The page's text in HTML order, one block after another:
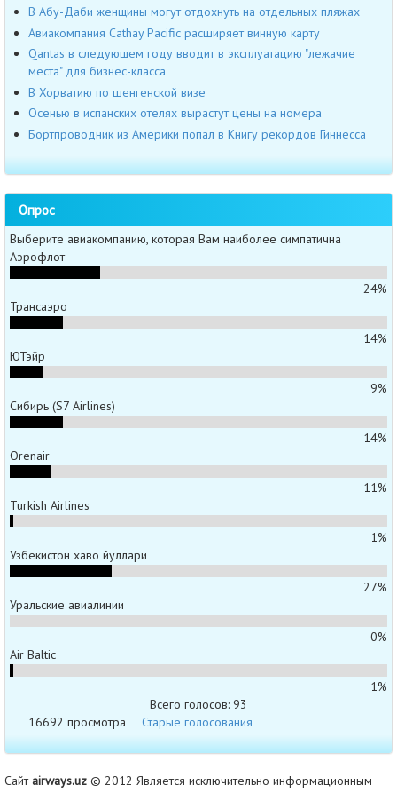
В Абу-Даби женщины могут отдохнуть на отдельных пляжах
Авиакомпания Cathay Pacific расширяет винную карту
Qantas в следующем году вводит в эксплуатацию "лежачие
места" для бизнес-класса
В Хорватию по шенгенской визе
Осенью в испанских отелях вырастут цены на номера
Бортпроводник из Америки попал в Книгу рекордов Гиннесса
Опрос
Выберите авиакомпанию, которая Вам наиболее симпатична
Аэрофлот
24%
Трансаэро
14%
ЮТэйр
9%
Сибирь (S7 Airlines)
14%
Orenair
11%
Turkish Airlines
1%
Узбекистон хаво йуллари
27%
Уральские авиалинии
0%
Air Baltic
1%
Всего голосов: 93
16692 просмотра
Старые голосования
Сайтairways.uz © 2012 Является исключительно информационным